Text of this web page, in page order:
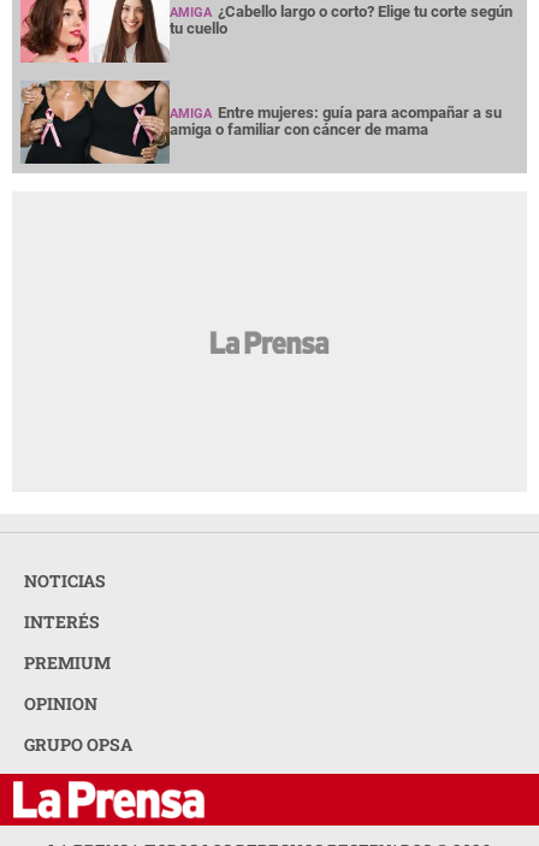
AMIGA ¿Cabello largo o corto? Elige tu corte según
tu cuello
AMIGA Entre mujeres: guía para acompañar a su
amiga o familiar con cáncer de mama
NOTICIAS
INTERÉS
PREMIUM
OPINION
GRUPO OPSA